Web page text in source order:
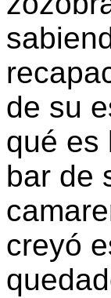
de su
qué es
bar de
creyó